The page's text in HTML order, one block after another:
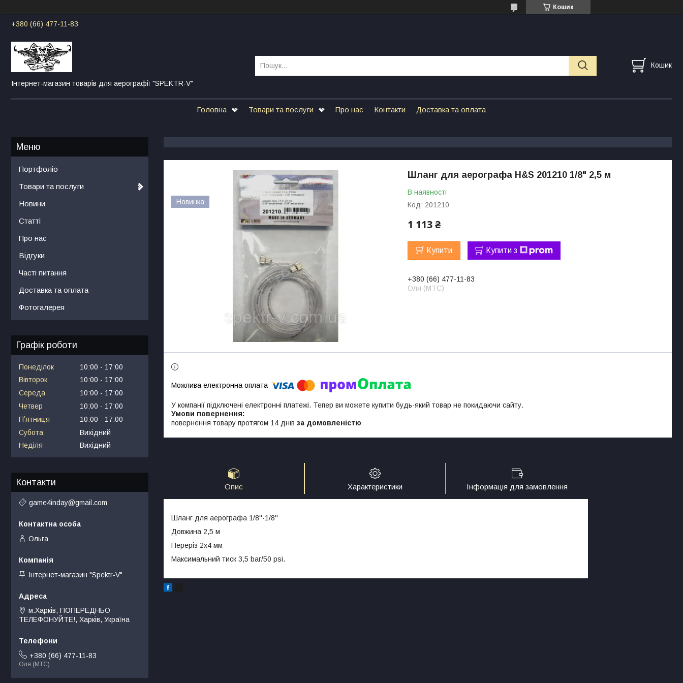
Кошик
+380 (66) 477-11-83
Інтернет-магазин товарів для аерографії "SPEKTR-V"
Кошик
Головна Товари та послуги Про нас Контакти Доставка та оплата
Новинка
Шланг для аерографа H&S 201210 1/8" 2,5 м
В наявності
Код: 201210
1 113 ₴
Купити Купити з
+380 (66) 477-11-83
Оля (МТС)
У компанії підключені електронні платежі. Тепер ви можете купити будь-який товар не покидаючи сайту.
повернення товару протягом 14 днів за домовленістю
Опис Характеристики Інформація для замовлення
Шланг для аерографа 1/8''-1/8''
Довжина 2,5 м
Переріз 2х4 мм
Максимальний тиск 3,5 bar/50 psi.
Портфоліо
Товари та послуги
Новини
Статті
Про нас
Відгуки
Часті питання
Доставка та оплата
Фотогалерея
Графік роботи
Понеділок 10:00
17:00
Вівторок
10:00
17:00
Середа
10:00
17:00
Четвер
10:00
17:00
Пʼятниця
10:00
17:00
Субота
Вихідний
Неділя
Вихідний
Контакти
game4inday@gmail.com
Ольга
Інтернет-магазин "Spektr-V"
м.Харків, ПОПЕРЕДНЬО
ТЕЛЕФОНУЙТЕ!, Харків, Україна
+380 (66) 477-11-83
Оля (МТС)